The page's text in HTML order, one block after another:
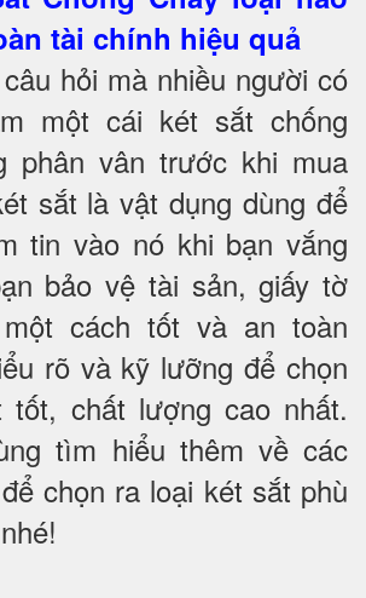
tài chính hiệu quả
hỏi mà nhiều người có
một cái két sắt chống
phân vân trước khi mua
sắt là vật dụng dùng để
tin vào nó khi bạn vắng
bảo vệ tài sản, giấy tờ
cách tốt và an toàn
rõ và kỹ lưỡng để chọn
tốt, chất lượng cao nhất.
tìm hiểu thêm về các
chọn ra loại két sắt phù